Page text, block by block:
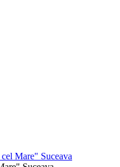
Mare" Suceava